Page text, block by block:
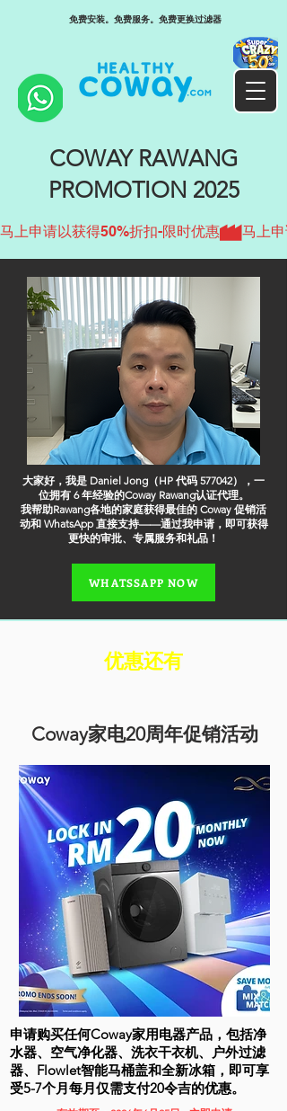
免费安装。免费服务。免费更换过滤器
COWAY RAWANG
PROMOTION 2025
马上申请以获得50%折扣-限时优惠
大家好，我是 Daniel Jong（HP 代码 577042），一
位拥有 6 年经验的Coway Rawang认证代理。
我帮助Rawang各地的家庭获得最佳的 Coway 促销活
动和 WhatsApp 直接支持——通过我申请，即可获得
更快的审批、专属服务和礼品！
WHATSSAPP NOW
​优惠还有
Coway家电20周年促销活动
申请购买任何Coway家用电器产品，包括净
水器、空气净化器、洗衣干衣机、户外过滤
器、Flowlet智能马桶盖和全新冰箱，即可享
受5-7个月每月仅需支付20令吉的优惠。